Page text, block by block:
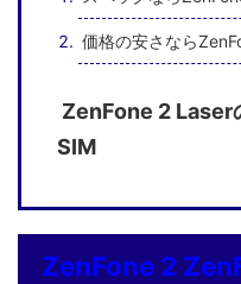
価格の安さなら
ZenFone 2 Laser
SIM
ZenFone 2